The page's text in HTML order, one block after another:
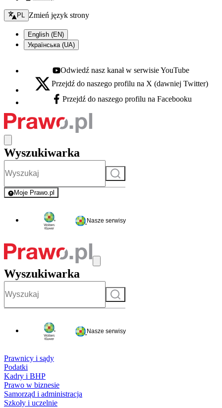
Zmień język - bieżący:
PL Zmień język strony
English (EN)
Українська (UA)
Youtube - otwiera się w nowej karcie
Odwiedź nasz kanał w serwisie YouTube
X - otwiera się w nowej karcie
Przejdź do naszego profilu na X (dawniej Twitter)
Facebook - otwiera się w nowej karcie
Przejdź do naszego profilu na Facebooku
Wyszukiwarka
Szukaj
Moje Prawo.pl
- rejestracja i logowanie do serwisu
Nasze serwisy
Wyszukiwarka
Szukaj
Nasze serwisy
Prawnicy i sądy
Podatki
Kadry i BHP
Prawo w biznesie
Samorząd i administracja
Szkoły i uczelnie